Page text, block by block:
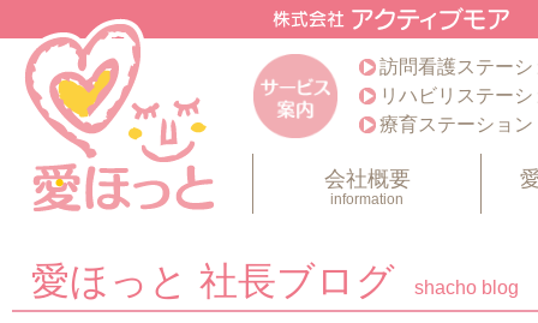
訪問看護ステー
リハビリステー
療育ステーション
会社概要
information
愛ほっと 社長ブログ shacho blog